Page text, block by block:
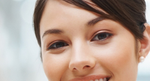
dúvidas na emissão de Notas
estados brasileiros.